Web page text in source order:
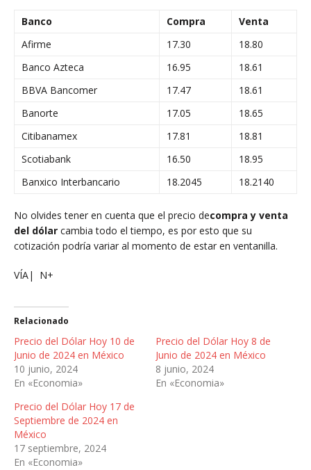
Banco Compra
Venta
Afirme
17.30
18.80
Banco Azteca
16.95
18.61
BBVA Bancomer
17.47
18.61
Banorte
17.05
18.65
Citibanamex
17.81
18.81
Scotiabank
16.50
18.95
Banxico Interbancario
18.2045 18.2140
No olvides tener en cuenta que el precio decompra y venta
del dólar cambia todo el tiempo, es por esto que su
cotización podría variar al momento de estar en ventanilla.
VÍA| N+
Relacionado
Precio del Dólar Hoy 10 de
Junio de 2024 en México
10 junio, 2024
En «Economia»
Precio del Dólar Hoy 8 de
Junio de 2024 en México
8 junio, 2024
En «Economia»
Precio del Dólar Hoy 17 de
Septiembre de 2024 en
México
17 septiembre, 2024
En «Economia»